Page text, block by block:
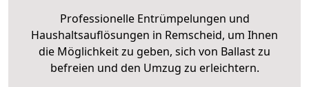
Professionelle Entrümpelungen und
Haushaltsauflösungen in Remscheid, um Ihnen
die Möglichkeit zu geben, sich von Ballast zu
befreien und den Umzug zu erleichtern.